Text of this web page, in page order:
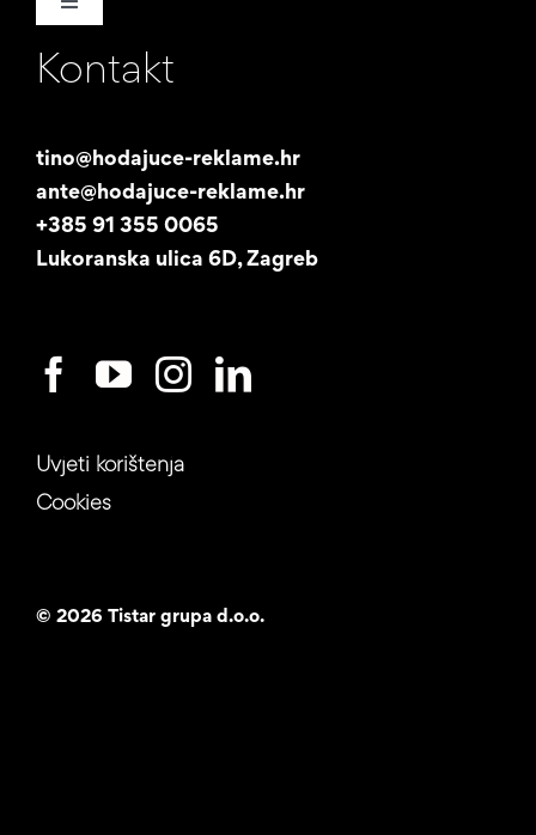
Toggle
Naša priča
Studentski posao
Kontakt
tino@hodajuce-reklame.hr
ante@hodajuce-reklame.hr
+385 91 355 0065
Lukoranska ulica 6D, Zagreb
Uvjeti korištenja
Cookies
© 2026 Tistar grupa d.o.o.